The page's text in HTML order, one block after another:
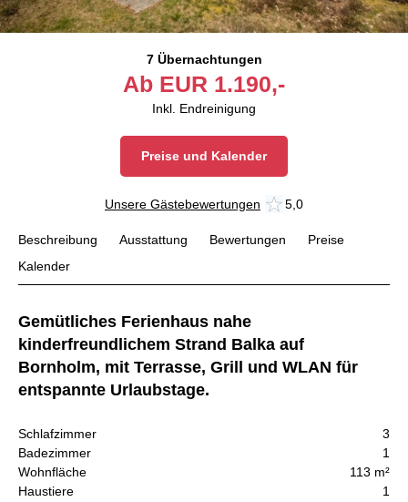
7 Übernachtungen
Ab EUR 1.190,-
Inkl. Endreinigung
Preise und Kalender
Unsere Gästebewertungen 5,0
Beschreibung Ausstattung Bewertungen
Preise
Kalender
Gemütliches Ferienhaus nahe
kinderfreundlichem Strand Balka auf
Bornholm, mit Terrasse, Grill und WLAN für
entspannte Urlaubstage.
Schlafzimmer
3
Badezimmer
1
Wohnfläche
113 m²
Haustiere
1